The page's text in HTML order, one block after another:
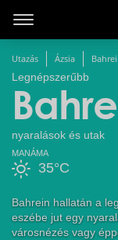
Utazás Ázsia
Legnépszerűbb
nyaralások és utak
35°C
MANÁMA
Bahrein hallatán a
eszébe jut egy
városnézés vagy